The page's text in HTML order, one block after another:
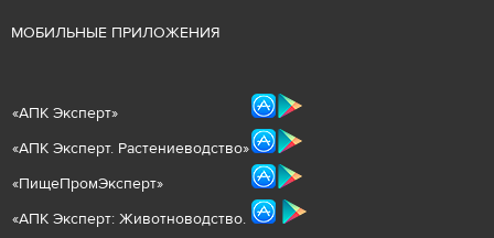
МОБИЛЬНЫЕ ПРИЛОЖЕНИЯ
«АПК Эксперт»
«АПК Эксперт. Растениеводство»
«ПищеПромЭксперт»
«АПК Эксперт: Животноводство.